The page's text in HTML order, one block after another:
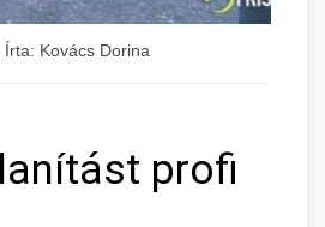
Írta: Kovács Dorina
profi